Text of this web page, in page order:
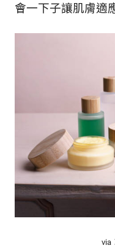
會一下子讓肌膚適
via